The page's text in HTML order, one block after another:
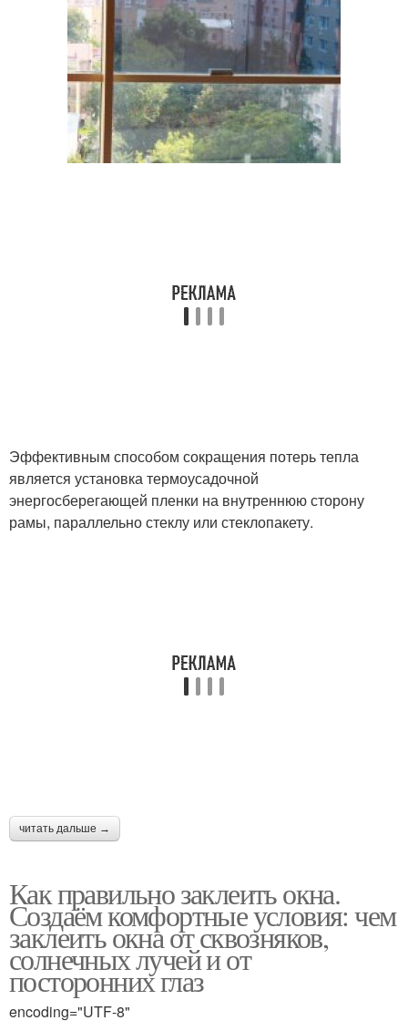
Эффективным способом сокращения потерь тепла
является установка термоусадочной
энергосберегающей пленки на внутреннюю сторону
рамы, параллельно стеклу или стеклопакету.
читать дальше →
Как правильно заклеить окна.
Создаём комфортные условия: чем
заклеить окна от сквозняков,
солнечных лучей и от
посторонних глаз
encoding="UTF-8"